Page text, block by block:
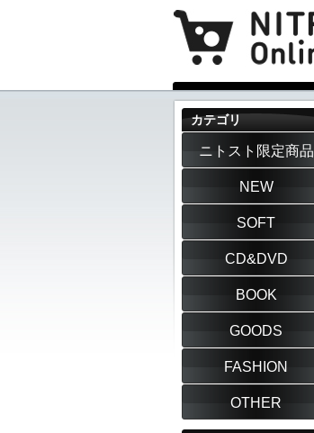
カテゴリ
ニトスト限定商品
NEW
SOFT
CD&DVD
BOOK
GOODS
FASHION
OTHER